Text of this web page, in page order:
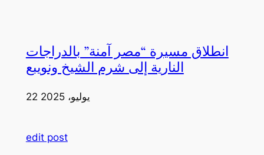
انطلاق مسيرة “مصر آمنة” بالدراجات
النارية إلى شرم الشيخ ونويبع
22 يوليو، 2025
edit post